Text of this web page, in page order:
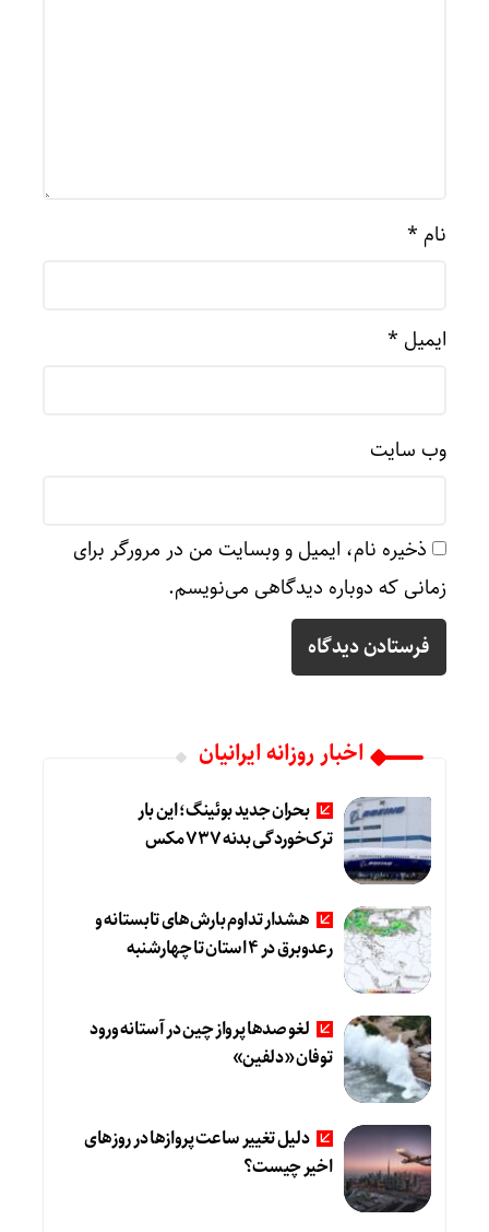
نام *
ایمیل *
وب‌ سایت
ذخیره نام، ایمیل و وبسایت من در مرورگر برای
زمانی که دوباره دیدگاهی می‌نویسم.
اخبار روزانه ایرانیان
بحران جدید بوئینگ؛ این بار
ترک‌خوردگی بدنه ۷۳۷ مکس
هشدار تداوم بارش‌های تابستانه و
رعدوبرق در ۴ استان تا چهارشنبه
لغو صدها پرواز چین در آستانه ورود
توفان «دلفین»
دلیل تغییر ساعت پروازها در روزهای
اخیر چیست؟